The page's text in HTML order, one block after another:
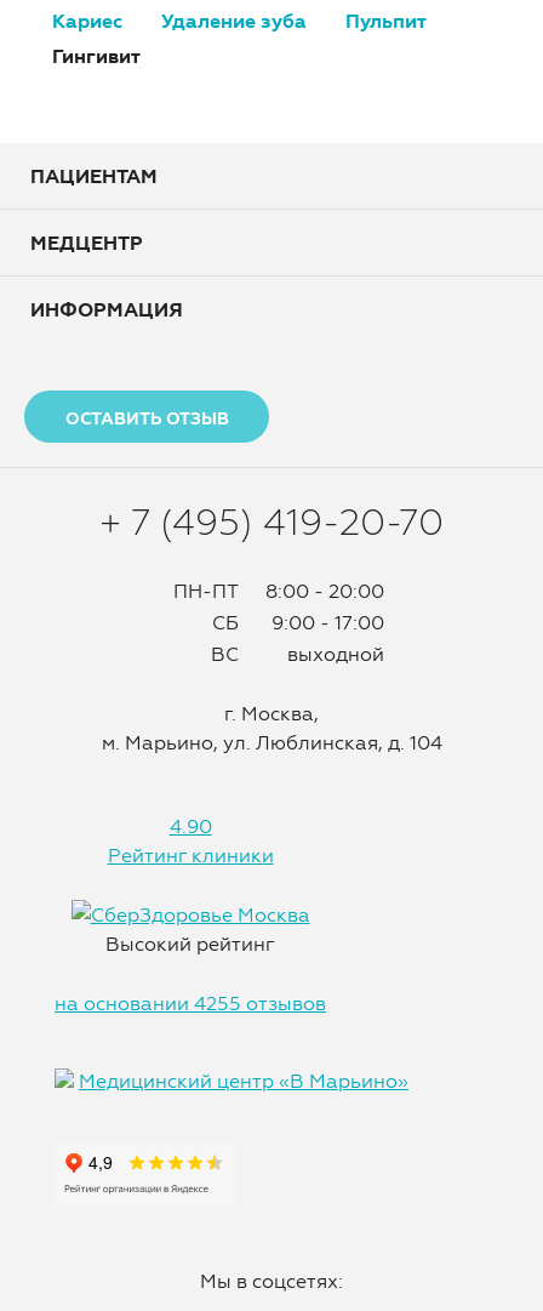
Кариес Удаление зуба
Пульпит
Гингивит
ПАЦИЕНТАМ
МЕДЦЕНТР
ИНФОРМАЦИЯ
ОСТАВИТЬ ОТЗЫВ
+ 7 (495) 419-20-70
ПН-ПТ
8:00 - 20:00
СБ
9:00 - 17:00
ВС
выходной
г. Москва,
м. Марьино, ул. Люблинская, д. 104
4.90
Рейтинг клиники
Высокий рейтинг
на основании 4255 отзывов
Медицинский центр «В Марьино»
Мы в соцсетях: